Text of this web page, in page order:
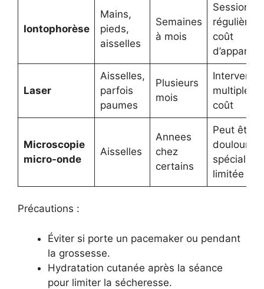
Iontophorèse
Mains,
pieds,
aisselles
Semaines
à mois
Sessions
régulières,
coût
d’appareil
Laser
Aisselles,
parfois
paumes
Plusieurs
mois
multiples,
coût
Microscopie
micro-onde
Aisselles
Annees
chez
certains
Peut être
spécialité
limitée
Précautions :
Éviter si porte un pacemaker ou pendant
la grossesse.
Hydratation cutanée après la séance
pour limiter la sécheresse.